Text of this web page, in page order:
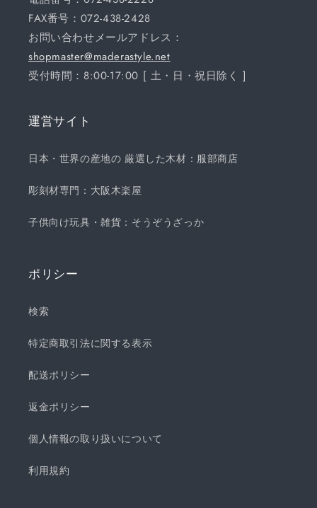
FAX番号：072-438-2428
お問い合わせメールアドレス：
shopmaster@maderastyle.net
受付時間：8:00-17:00 [ 土・日・祝日除く ]
運営サイト
日本・世界の産地の 厳選した木材：服部商店
彫刻材専門：大阪木楽屋
子供向け玩具・雑貨：そうぞうざっか
ポリシー
検索
特定商取引法に関する表示
配送ポリシー
返金ポリシー
個人情報の取り扱いについて
利用規約